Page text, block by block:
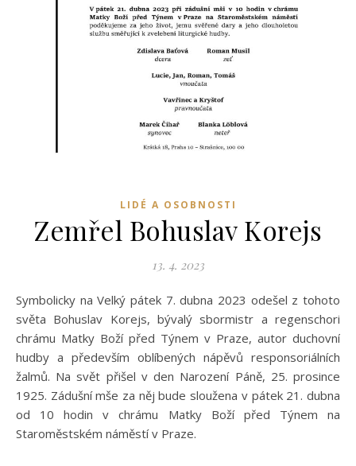
LIDÉ A OSOBNOSTI
Zemřel Bohuslav Korejs
13. 4. 2023
Symbolicky na Velký pátek 7. dubna 2023 odešel z tohoto
světa Bohuslav Korejs, bývalý sbormistr a regenschori
chrámu Matky Boží před Týnem v Praze, autor duchovní
hudby a především oblíbených nápěvů responsoriálních
žalmů. Na svět přišel v den Narození Páně, 25. prosince
1925. Zádušní mše za něj bude sloužena v pátek 21. dubna
od 10 hodin v chrámu Matky Boží před Týnem na
Staroměstském náměstí v Praze.